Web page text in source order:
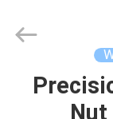
HUIS
Limited.
Reserved.